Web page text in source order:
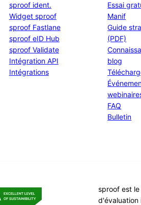
sproof ident.
Widget sproof
sproof Fastlane
sproof eID Hub
sproof Validate
Intégration API
Intégrations
Essai
Manif
Guide
(PDF)
blog
FAQ
Bulletin
sproof est
d'évaluation